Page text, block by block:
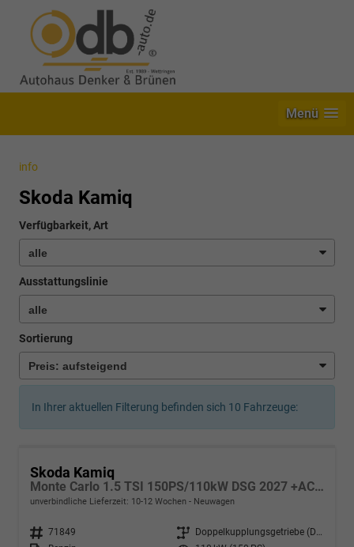
Menü
info
Skoda Kamiq
Verfügbarkeit, Art
Ausstattungslinie
Sortierung
In Ihrer aktuellen Filterung befinden sich 10 Fahrzeuge:
Skoda Kamiq
Monte Carlo 1.5 TSI 150PS/110kW DSG 2027 +ACC +PANO +MATRIX +17" ALU
unverbindliche Lieferzeit: 10-12 Wochen Neuwagen
Fahrzeugnr. 71849 Getriebe
Doppelkupplungsgetriebe (DSG)